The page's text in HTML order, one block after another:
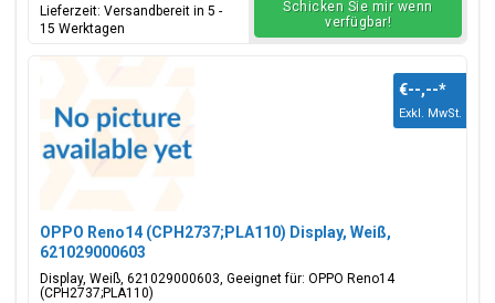
Lieferzeit: Versandbereit in 5 -
15 Werktagen
Schicken Sie mir wenn
verfügbar!
OPPO Reno14 (CPH2737;PLA110) Display, Weiß,
621029000603
Display, Weiß, 621029000603, Geeignet für: OPPO Reno14
(CPH2737;PLA110)
€--,--*
Exkl. MwSt.